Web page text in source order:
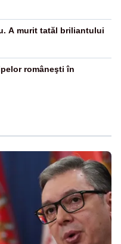
A murit tatăl briliantului
româneşti în